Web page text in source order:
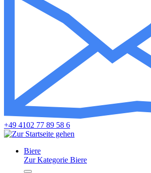
+49 4102 77 89 58 6
Biere
Zur Kategorie Biere